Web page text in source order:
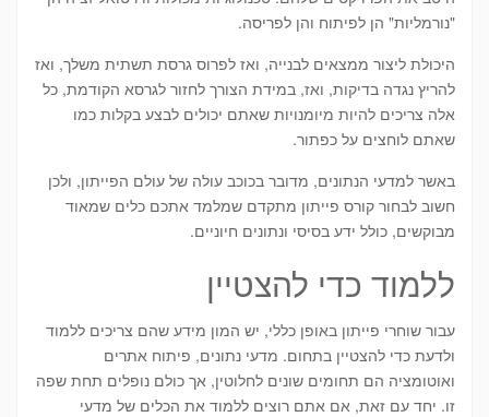
"נורמליות" הן לפיתוח והן לפריסה.
היכולת ליצור ממצאים לבנייה, ואז לפרוס גרסת תשתית משלך, ואז
להריץ נגדה בדיקות, ואז, במידת הצורך לחזור לגרסא הקודמת, כל
אלה צריכים להיות מיומנויות שאתם יכולים לבצע בקלות כמו
שאתם לוחצים על כפתור.
באשר למדעי הנתונים, מדובר בכוכב עולה של עולם הפייתון, ולכן
חשוב לבחור קורס פייתון מתקדם שמלמד אתכם כלים שמאוד
מבוקשים, כולל ידע בסיסי ונתונים חיוניים.
ללמוד כדי להצטיין
עבור שוחרי פייתון באופן כללי, יש המון מידע שהם צריכים ללמוד
ולדעת כדי להצטיין בתחום. מדעי נתונים, פיתוח אתרים
ואוטומציה הם תחומים שונים לחלוטין, אך כולם נופלים תחת שפה
זו. יחד עם זאת, אם אתם רוצים ללמוד את הכלים של מדעי